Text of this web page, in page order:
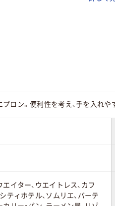
ロン。便利性を考え、手を入れや
エイター、ウエイトレス、カフ
ティホテル、ソムリエ、バーテ